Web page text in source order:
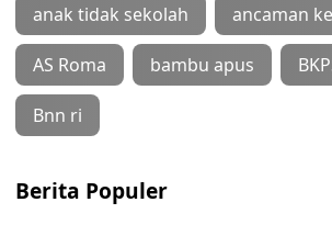
anak tidak sekolah ancaman
AS Roma bambu apus
Bnn ri
Berita Populer